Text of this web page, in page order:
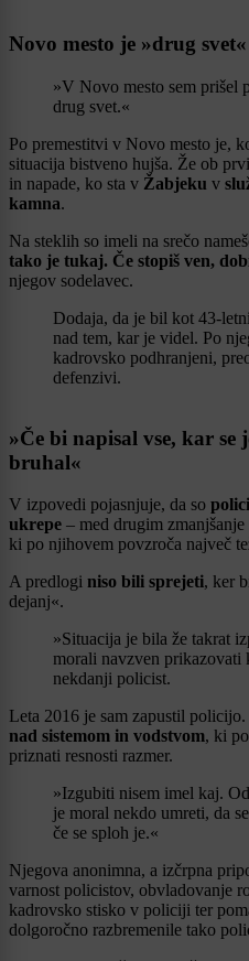
Novo mesto je »drug svet«
»V Novo mesto sem prišel
drug svet.«
Po premestitvi v Novo mesto je,
situacija bistveno hujša. Že ob
in napade, ko sta v Žabjeku v
kamna.
Na steklih so imeli na srečo
tako je tukaj. Če stopiš ven,
njegov sodelavec.
Dodaja, da je bil kot 43-
nad tem, kar je videl. Po
kadrovsko podhranjeni,
defenzivi.
»Če bi napisal vse, kar
bruhal«
V izpovedi pojasnjuje, da so
ukrepe – med drugim
ki po njihovem povzroča največ
A predlogi niso bili sprejeti, ker
dejanj«.
»Situacija je bila že takrat
morali navzven prikazovati
nekdanji policist.
Leta 2016 je sam zapustil
nad sistemom in vodstvom, ki
priznati resnosti razmer.
»Izgubiti nisem imel kaj.
je moral nekdo umreti, da
če se sploh je.«
Njegova anonimna, a izčrpna
varnost policistov, obvladovanje
kadrovsko stisko v policiji ter
dolgoročno razbremenile tako